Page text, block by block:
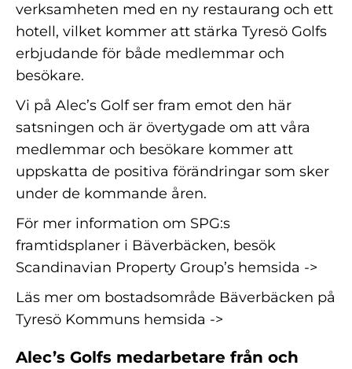
verksamheten med en ny restaurang och ett
hotell, vilket kommer att stärka Tyresö Golfs
erbjudande för både medlemmar och
besökare.
Vi på Alec’s Golf ser fram emot den här
satsningen och är övertygade om att våra
medlemmar och besökare kommer att
uppskatta de positiva förändringar som sker
under de kommande åren.
För mer information om SPG:s
framtidsplaner i Bäverbäcken, besök
Scandinavian Property Group’s hemsida ->
Läs mer om bostadsområde Bäverbäcken på
Tyresö Kommuns hemsida ->
Alec’s Golfs medarbetare från och